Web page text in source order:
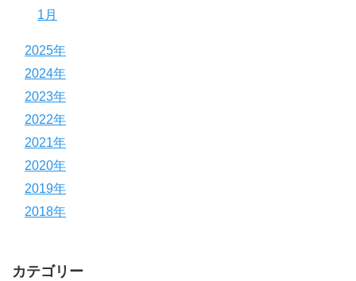
1月
2025年
2024年
2023年
2022年
2021年
2020年
2019年
2018年
カテゴリー